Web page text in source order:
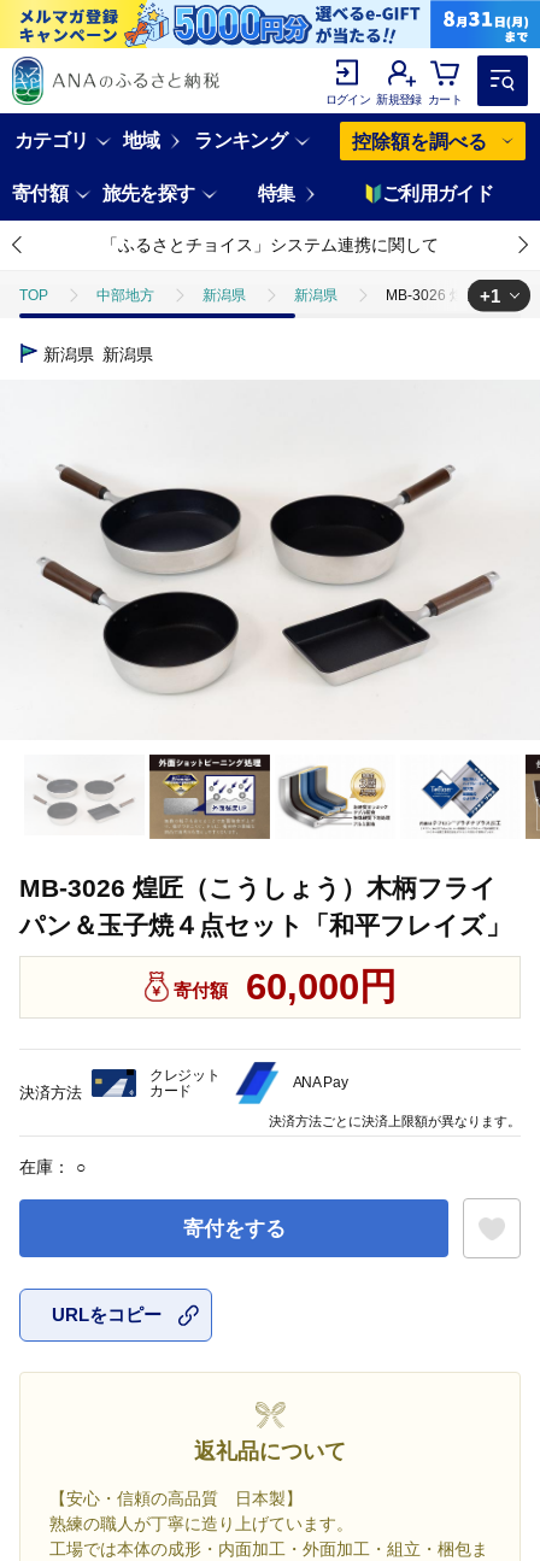
ログイン 新規登録 カート
カテゴリ 地域 ランキング 控除額を調べる
寄付額 旅先を探す 特集 ご利用ガイド
「ふるさとチョイス」システム連携に関して
TOP 中部地方 新潟県 新潟県 MB-3026 煌匠（こう
TOP
+1
新潟県 新潟県
MB-3026 煌匠（こうしょう）木柄フライ
パン＆玉子焼４点セット「和平フレイズ」
寄付額 60,000円
在庫： ○
寄付をする
URLをコピー
返礼品について
【安心・信頼の高品質 日本製】
熟練の職人が丁寧に造り上げています。
工場では本体の成形・内面加工・外面加工・組立・梱包ま
決済方法
クレジット
カード
ANA Pay
決済方法ごとに決済上限額が異なります。